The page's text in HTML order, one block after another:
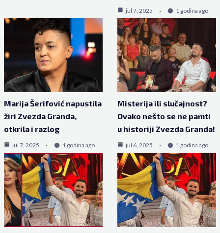
jul 7, 2025 1 godina ago
Marija Šerifović napustila
žiri Zvezda Granda,
otkrila i razlog
jul 7, 2025 1 godina ago
Misterija ili slučajnost?
Ovako nešto se ne pamti
u historiji Zvezda Granda!
jul 6, 2025 1 godina ago